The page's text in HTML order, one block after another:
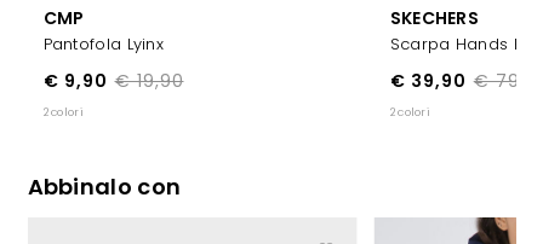
CMP
Pantofola Lyinx
€ 19,90
€ 9,90
2 colori
SKECHERS
Scarpa Hands
€
€ 39,90
2 colori
Abbinalo con